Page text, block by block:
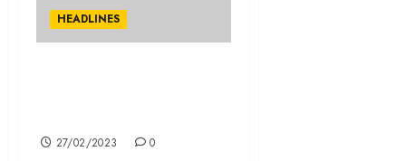
HEADLINES
27/02/2023 0